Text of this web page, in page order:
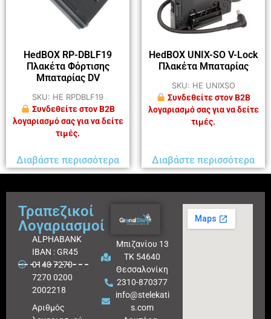
HedBOX RP-DBLF19
Πλακέτα Φόρτισης
Μπαταρίας DV
SKU: HE RPDBLF19
Συνδεθείτε στον B2B
λογαριασμό σας για να δείτε
τιμές.
Διαβάστε περισσότερα
HedBOX UNIX-SO V-Lock
Πλακέτα Μπαταρίας
SKU: HE UNIXSO
Συνδεθείτε στον B2B
λογαριασμό σας για να δείτε
τιμές.
Διαβάστε περισσότερα
Τραπεζικοί
Λογαριασμοί
ALPHABANK
IBAN : GR45
0140 7270
7270 0200
2002218
Aριθμός
Μπιζανίου 13
ΤΚ 54640
Θεσσαλονίκη
2310-870377
info@stelekati
s.com